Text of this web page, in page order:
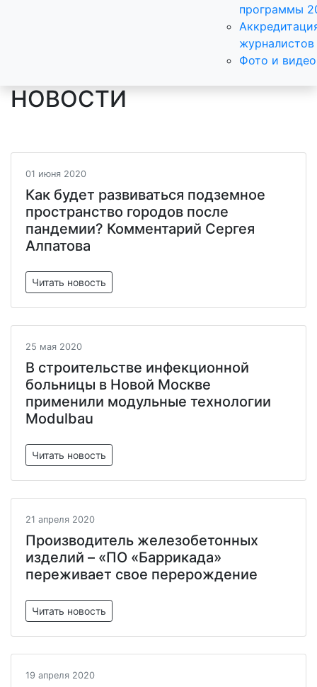
программы
журналистов
Фото и видео
НОВОСТИ
01 июня 2020
Как будет развиваться подземное
пространство городов после
пандемии? Комментарий Сергея
Алпатова
Читать новость
25 мая 2020
В строительстве инфекционной
больницы в Новой Москве
применили модульные технологии
Modulbau
Читать новость
21 апреля 2020
Производитель железобетонных
изделий – «ПО «Баррикада»
переживает свое перерождение
Читать новость
19 апреля 2020